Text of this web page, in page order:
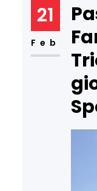
21
Feb